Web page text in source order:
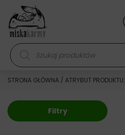
Skocz do treści
Wyszukiwarka produktów
STRONA GŁÓWNA / ATRYBUT
Filtry